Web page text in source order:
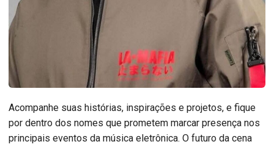
Acompanhe suas histórias, inspirações e projetos, e fique
por dentro dos nomes que prometem marcar presença nos
principais eventos da música eletrônica. O futuro da cena